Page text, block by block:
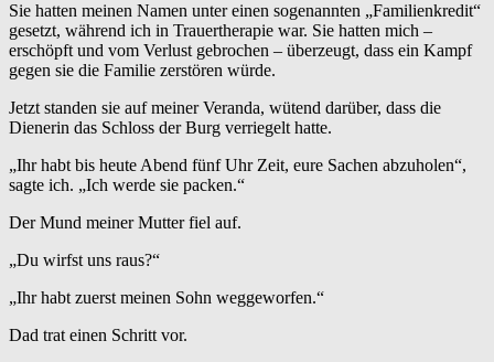
Sie hatten meinen Namen unter einen sogenannten „Familienkredit“
gesetzt, während ich in Trauertherapie war. Sie hatten mich –
erschöpft und vom Verlust gebrochen – überzeugt, dass ein Kampf
gegen sie die Familie zerstören würde.
Jetzt standen sie auf meiner Veranda, wütend darüber, dass die
Dienerin das Schloss der Burg verriegelt hatte.
„Ihr habt bis heute Abend fünf Uhr Zeit, eure Sachen abzuholen“,
sagte ich. „Ich werde sie packen.“
Der Mund meiner Mutter fiel auf.
„Du wirfst uns raus?“
„Ihr habt zuerst meinen Sohn weggeworfen.“
Dad trat einen Schritt vor.